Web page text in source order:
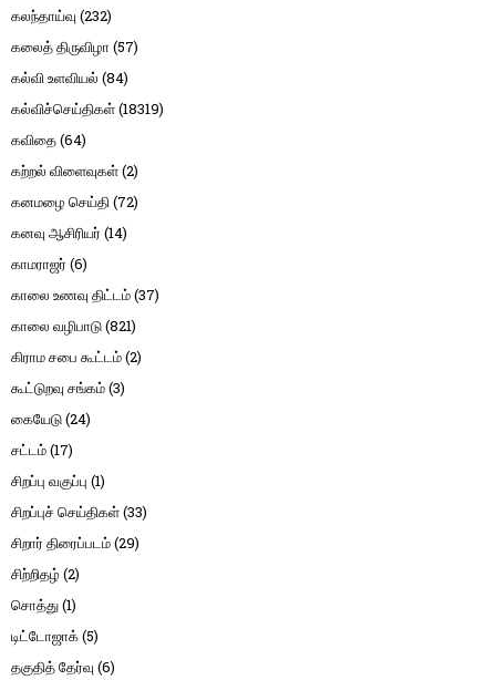
கலந்தாய்வு (232)
கலைத் திருவிழா (57)
கல்வி உளவியல் (84)
கல்விச்செய்திகள்(18319)
கவிதை(64)
கற்றல் விளைவுகள்(2)
கனமழை செய்தி(72)
கனவு ஆசிரியர் (14)
காமராஜர் (6)
காலை உணவு திட்டம்(37)
காலை வழிபாடு(821)
கிராம சபை கூட்டம்(2)
கூட்டுறவு சங்கம்(3)
கையேடு(24)
சட்டம்(17)
சிறப்பு வகுப்பு (1)
சிறப்புச் செய்திகள்(33)
சிறார் திரைப்படம்(29)
சிற்றிதழ் (2)
சொத்து(1)
டிட்டோஜாக்(5)
தகுதித் தேர்வு (6)